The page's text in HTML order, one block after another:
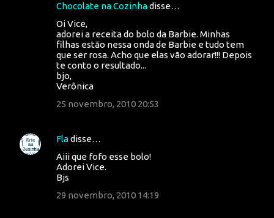
Chocolate na Cozinhadisse…
Oi Vice,
adorei a receita do bolo da Barbie. Minhas
filhas estão nessa onda de Barbie e tudo tem
que ser rosa. Acho que elas vão adorar!!! Depois
te conto o resultado...
bjo,
Verônica
25 novembro, 2010 20:53
Fladisse…
Aiii que fofo esse bolo!
Adorei Vice.
Bjs
29 novembro, 2010 14:19